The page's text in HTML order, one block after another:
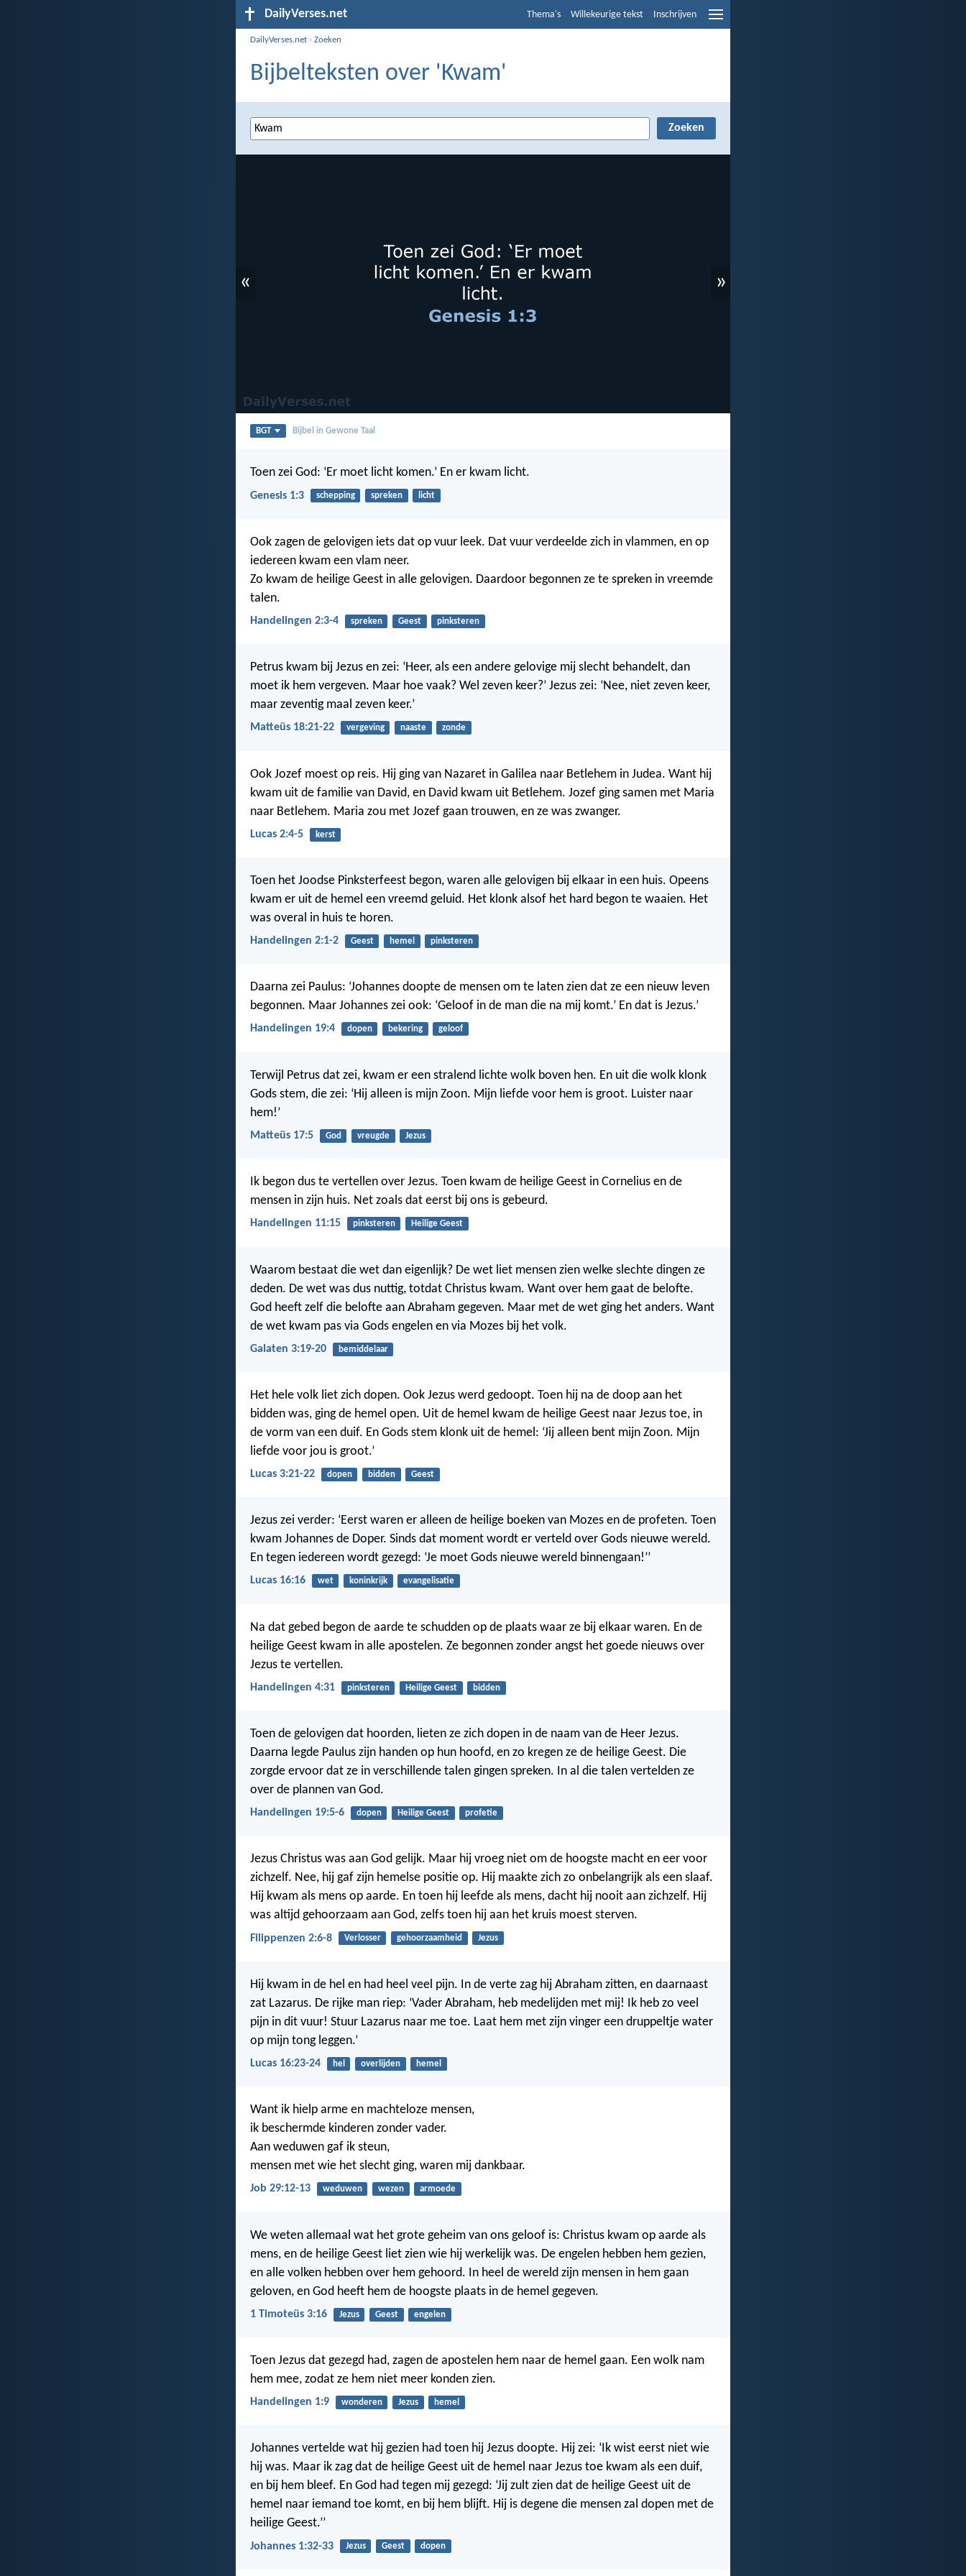
DailyVerses.net Thema's Willekeurige tekst Inschrijven
DailyVerses.net ›Zoeken
Bijbelteksten over 'Kwam'
« »
BGT Bijbel in Gewone Taal
Toen zei God: ‘Er moet licht komen.’ En er kwam licht.
Genesis 1:3 schepping spreken licht
Ook zagen de gelovigen iets dat op vuur leek. Dat vuur verdeelde zich in vlammen, en op
iedereen kwam een vlam neer.
Zo kwam de heilige Geest in alle gelovigen. Daardoor begonnen ze te spreken in vreemde
talen.
Handelingen 2:3-4 spreken Geest pinksteren
Petrus kwam bij Jezus en zei: ‘Heer, als een andere gelovige mij slecht behandelt, dan
moet ik hem vergeven. Maar hoe vaak? Wel zeven keer?’ Jezus zei: ‘Nee, niet zeven keer,
maar zeventig maal zeven keer.’
Matteüs 18:21-22 vergeving naaste zonde
Ook Jozef moest op reis. Hij ging van Nazaret in Galilea naar Betlehem in Judea. Want hij
kwam uit de familie van David, en David kwam uit Betlehem. Jozef ging samen met Maria
naar Betlehem. Maria zou met Jozef gaan trouwen, en ze was zwanger.
Lucas 2:4-5 kerst
Toen het Joodse Pinksterfeest begon, waren alle gelovigen bij elkaar in een huis. Opeens
kwam er uit de hemel een vreemd geluid. Het klonk alsof het hard begon te waaien. Het
was overal in huis te horen.
Handelingen 2:1-2 Geest hemel pinksteren
Daarna zei Paulus: ‘Johannes doopte de mensen om te laten zien dat ze een nieuw leven
begonnen. Maar Johannes zei ook: ‘Geloof in de man die na mij komt.’ En dat is Jezus.’
Handelingen 19:4 dopen bekering geloof
Terwijl Petrus dat zei, kwam er een stralend lichte wolk boven hen. En uit die wolk klonk
Gods stem, die zei: ‘Hij alleen is mijn Zoon. Mijn liefde voor hem is groot. Luister naar
hem!’
Matteüs 17:5 God vreugde Jezus
Ik begon dus te vertellen over Jezus. Toen kwam de heilige Geest in Cornelius en de
mensen in zijn huis. Net zoals dat eerst bij ons is gebeurd.
Handelingen 11:15 pinksteren Heilige Geest
Waarom bestaat die wet dan eigenlijk? De wet liet mensen zien welke slechte dingen ze
deden. De wet was dus nuttig, totdat Christus kwam. Want over hem gaat de belofte.
God heeft zelf die belofte aan Abraham gegeven. Maar met de wet ging het anders. Want
de wet kwam pas via Gods engelen en via Mozes bij het volk.
Galaten 3:19-20 bemiddelaar
Het hele volk liet zich dopen. Ook Jezus werd gedoopt. Toen hij na de doop aan het
bidden was, ging de hemel open. Uit de hemel kwam de heilige Geest naar Jezus toe, in
de vorm van een duif. En Gods stem klonk uit de hemel: ‘Jij alleen bent mijn Zoon. Mijn
liefde voor jou is groot.’
Lucas 3:21-22 dopen bidden Geest
Jezus zei verder: ‘Eerst waren er alleen de heilige boeken van Mozes en de profeten. Toen
kwam Johannes de Doper. Sinds dat moment wordt er verteld over Gods nieuwe wereld.
En tegen iedereen wordt gezegd: ‘Je moet Gods nieuwe wereld binnengaan!’’
Lucas 16:16 wet koninkrijk evangelisatie
Na dat gebed begon de aarde te schudden op de plaats waar ze bij elkaar waren. En de
heilige Geest kwam in alle apostelen. Ze begonnen zonder angst het goede nieuws over
Jezus te vertellen.
Handelingen 4:31 pinksteren Heilige Geest bidden
Toen de gelovigen dat hoorden, lieten ze zich dopen in de naam van de Heer Jezus.
Daarna legde Paulus zijn handen op hun hoofd, en zo kregen ze de heilige Geest. Die
zorgde ervoor dat ze in verschillende talen gingen spreken. In al die talen vertelden ze
over de plannen van God.
Handelingen 19:5-6 dopen Heilige Geest profetie
Jezus Christus was aan God gelijk. Maar hij vroeg niet om de hoogste macht en eer voor
zichzelf. Nee, hij gaf zijn hemelse positie op. Hij maakte zich zo onbelangrijk als een slaaf.
Hij kwam als mens op aarde. En toen hij leefde als mens, dacht hij nooit aan zichzelf. Hij
was altijd gehoorzaam aan God, zelfs toen hij aan het kruis moest sterven.
Filippenzen 2:6-8 Verlosser gehoorzaamheid Jezus
Hij kwam in de hel en had heel veel pijn. In de verte zag hij Abraham zitten, en daarnaast
zat Lazarus. De rijke man riep: ‘Vader Abraham, heb medelijden met mij! Ik heb zo veel
pijn in dit vuur! Stuur Lazarus naar me toe. Laat hem met zijn vinger een druppeltje water
op mijn tong leggen.’
Lucas 16:23-24 hel overlijden hemel
Want ik hielp arme en machteloze mensen,
ik beschermde kinderen zonder vader.
Aan weduwen gaf ik steun,
mensen met wie het slecht ging, waren mij dankbaar.
Job 29:12-13 weduwen wezen armoede
We weten allemaal wat het grote geheim van ons geloof is: Christus kwam op aarde als
mens, en de heilige Geest liet zien wie hij werkelijk was. De engelen hebben hem gezien,
en alle volken hebben over hem gehoord. In heel de wereld zijn mensen in hem gaan
geloven, en God heeft hem de hoogste plaats in de hemel gegeven.
1 Timoteüs 3:16 Jezus Geest engelen
Toen Jezus dat gezegd had, zagen de apostelen hem naar de hemel gaan. Een wolk nam
hem mee, zodat ze hem niet meer konden zien.
Handelingen 1:9 wonderen Jezus hemel
Johannes vertelde wat hij gezien had toen hij Jezus doopte. Hij zei: ‘Ik wist eerst niet wie
hij was. Maar ik zag dat de heilige Geest uit de hemel naar Jezus toe kwam als een duif,
en bij hem bleef. En God had tegen mij gezegd: ‘Jij zult zien dat de heilige Geest uit de
hemel naar iemand toe komt, en bij hem blijft. Hij is degene die mensen zal dopen met de
heilige Geest.’’
Johannes 1:32-33 Jezus Geest dopen